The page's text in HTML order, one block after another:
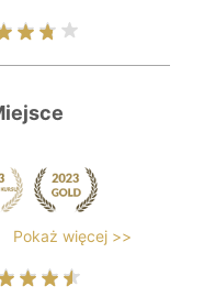
Pokaż więcej >>